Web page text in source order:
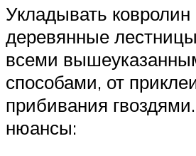
Укладывать ковролин
деревянные
всеми
способами, от
прибивания
нюансы: